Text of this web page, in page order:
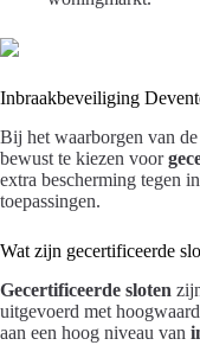
Inbraakbeveiliging
Bij het waarborgen van
bewust te kiezen voor
extra bescherming tegen
toepassingen.
Wat zijn gecertificeerde
Gecertificeerde sloten
uitgevoerd met
aan een hoog niveau van